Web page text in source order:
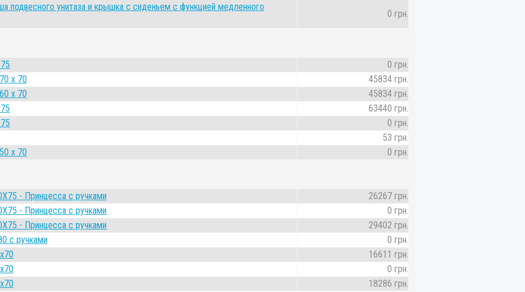
подвесного унитаза и крышка с сиденьем с функцией медленного
0 грн.
0 грн.
x 70
45834 грн.
x 70
45834 грн.
63440 грн.
0 грн.
53 грн.
x 70
0 грн.
- Принцесса с ручками
26267 грн.
- Принцесса с ручками
0 грн.
- Принцесса с ручками
29402 грн.
с ручками
0 грн.
16611 грн.
0 грн.
18286 грн.